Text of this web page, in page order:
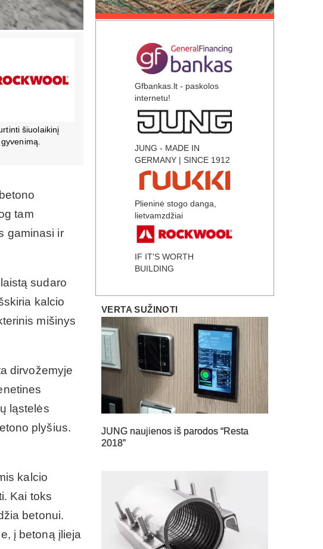
nuoma Tvirta ir lengva, sandari ir šilta!
tam
gaminasi ir
sudaro
kalcio
mišinys
dirvožemyje
ląstelės
plyšius.
kalcio
Kai toks
betonui.
į betoną įlieja
Gfbankas.lt - paskolos
internetu!
JUNG - MADE IN
GERMANY | SINCE 1912
Plieninė stogo danga,
lietvamzdžiai
IF IT'S WORTH
BUILDING
VERTA SUŽINOTI
JUNG naujienos iš parodos “Resta
2018”